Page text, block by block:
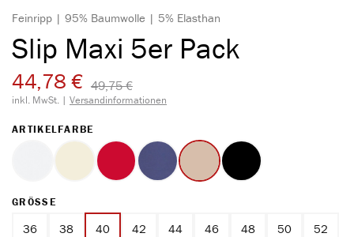
Feinripp | 95% Baumwolle | 5% Elasthan
Slip Maxi 5er Pack
44,78 € 49,75 €​
inkl. MwSt. | Versandinformationen
ARTIKELFARBE
weiss ecru marine schwarz
GRÖSSE AUSWÄHLEN
36 38 40 42 44 46 48 50 52